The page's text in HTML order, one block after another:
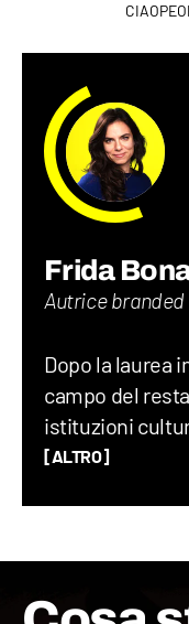
Frida
Autrice
Dopo la laurea
campo del
istituzioni
e Italia. Nel
allo IED e sono
[ALTRO]